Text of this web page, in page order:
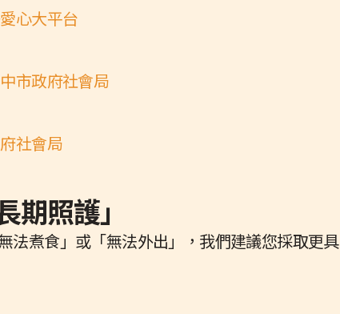
心大平台
市政府社會局
社會局
照護」
法煮食」或「無法外出」，我們建議您採取更具